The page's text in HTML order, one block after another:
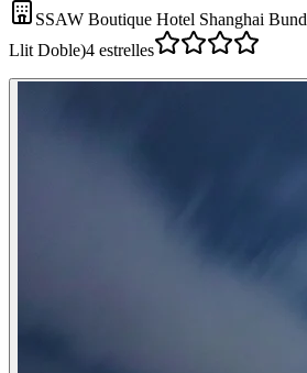
SSAW Boutique Hotel Shanghai Bund
Llit Doble)4 estrelles